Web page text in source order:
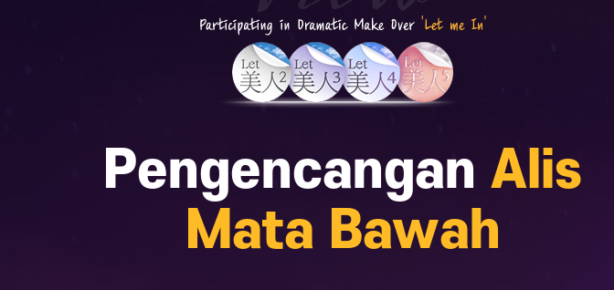
PengencanganAlis
Mata Bawah